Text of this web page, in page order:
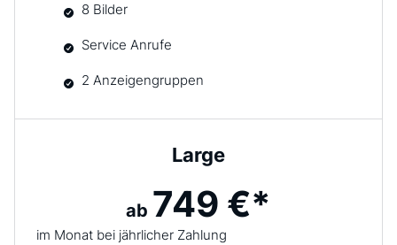
8 Bilder
Service Anrufe
2 Anzeigengruppen
Large
ab 749 €*
im Monat bei jährlicher Zahlung